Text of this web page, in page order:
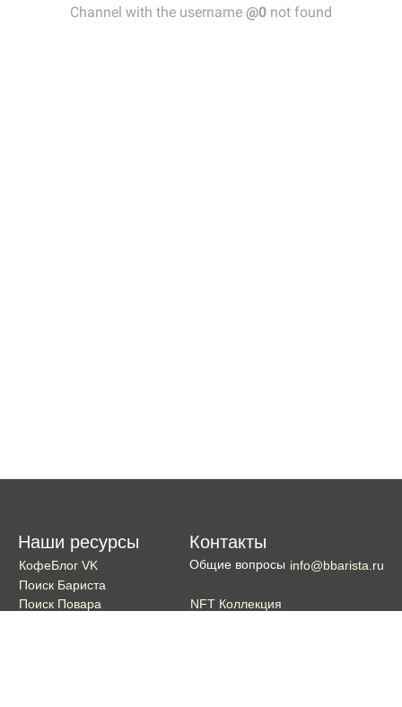
Наши ресурсы
КофеБлог VK
Поиск Бариста
Поиск Повара
Контакты
Общие вопросы info@bbarista.ru
NFT Коллекция